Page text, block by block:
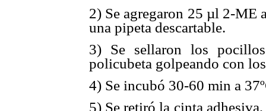
2) Se agregaron 25 µl 2-
una pipeta descartable.
3) Se sellaron los
policubeta golpeando con
4) Se incubó 30-60 min a
5) Se retiró la cinta